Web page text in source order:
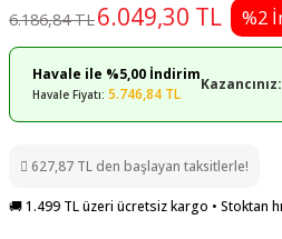
6.186,84 TL6.049,30 TL %2
Havale ile %5,00 İndirim
Havale Fiyatı: 5.746,84 TL
Kazancınız:
627,87 TL den başlayan taksitlerle!
🚚 1.499 TL üzeri ücretsiz kargo • Stoktan